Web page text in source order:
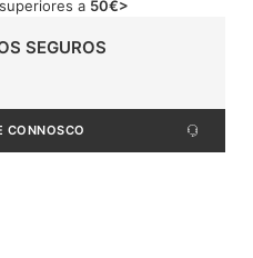
a 50€>
SEGUROS
CONNOSCO